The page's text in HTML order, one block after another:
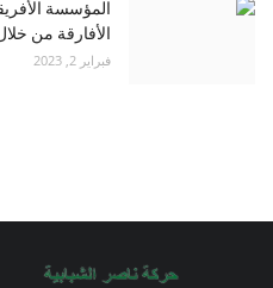
المؤسسة
الأفارقة من
فبراير 2, 2023